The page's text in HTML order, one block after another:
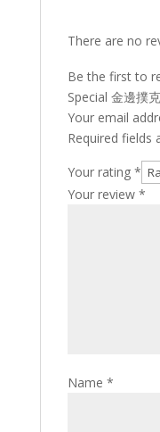
There are no
Be the first to
Special 金邊撲
Your email
Required fields
Your rating *
Your review *
Name *